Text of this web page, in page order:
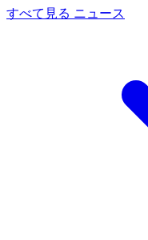
すべて見る ニュース